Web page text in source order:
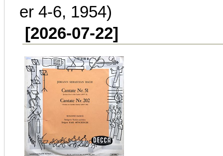
er 4-6, 1954)
[2026-07-22]